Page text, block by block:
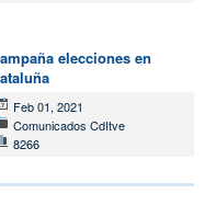
elecciones en
Feb 01, 2021
Comunicados CdItve
8266